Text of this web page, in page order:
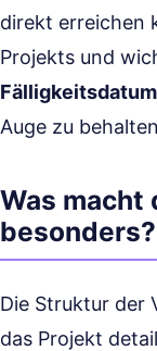
direkt erreichen
Projekts und
Fälligkeitsdatum
Auge zu
Was macht
besonders?
Die Struktur der
das Projekt